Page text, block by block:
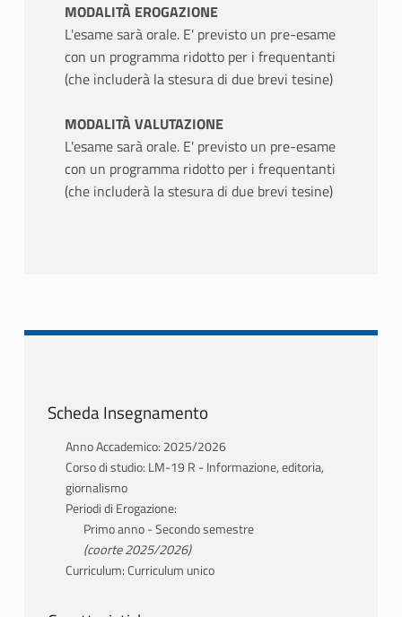
MODALITÀ EROGAZIONE
L'esame sarà orale. E' previsto un pre-esame
con un programma ridotto per i frequentanti
(che includerà la stesura di due brevi tesine)
MODALITÀ VALUTAZIONE
L'esame sarà orale. E' previsto un pre-esame
con un programma ridotto per i frequentanti
(che includerà la stesura di due brevi tesine)
Scheda Insegnamento
Anno Accademico: 2025/2026
Corso di studio: LM-19 R - Informazione, editoria,
giornalismo
Periodi di Erogazione:
Primo anno - Secondo semestre
(coorte 2025/2026)
Curriculum: Curriculum unico